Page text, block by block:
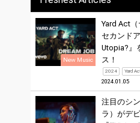
New Music
Yard Act
セカンド
Utopia?』
ス！
2024 Yard
2024.01.05
注目のシ
ラ）がデ